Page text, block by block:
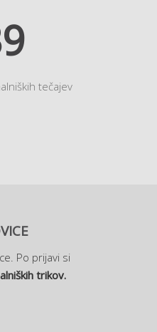
tečajev
Po prijavi si
trikov.